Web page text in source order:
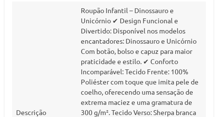
Descrição
Roupão Infantil – Dinossauro e
Unicórnio ✔ Design Funcional e
Divertido: Disponível nos modelos
encantadores: Dinossauro e Unicórnio
Com botão, bolso e capuz para maior
praticidade e estilo. ✔ Conforto
Incomparável: Tecido Frente: 100%
Poliéster com toque que imita pele de
coelho, oferecendo uma sensação de
extrema maciez e uma gramatura de
300 g/m². Tecido Verso: Sherpa branca